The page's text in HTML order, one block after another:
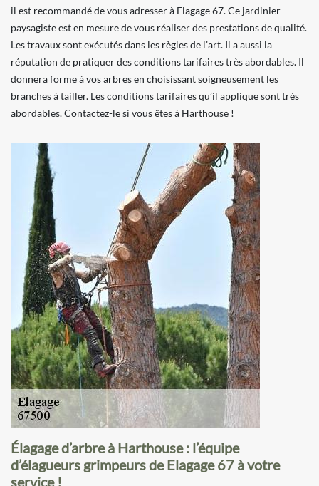
il est recommandé de vous adresser à Elagage 67. Ce jardinier
paysagiste est en mesure de vous réaliser des prestations de qualité.
Les travaux sont exécutés dans les règles de l’art. Il a aussi la
réputation de pratiquer des conditions tarifaires très abordables. Il
donnera forme à vos arbres en choisissant soigneusement les
branches à tailler. Les conditions tarifaires qu’il applique sont très
abordables. Contactez-le si vous êtes à Harthouse !
Élagage d’arbre à Harthouse : l’équipe
d’élagueurs grimpeurs de Elagage 67 à votre
service !